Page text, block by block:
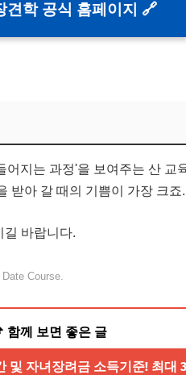
견학 공식 홈페이지 🔗
지는 과정'을 보여주는 산 교
받아 갈 때의 기쁨이 가장 크죠.
길 바랍니다.
Course.
함께 보면 좋은 글
및 자녀장려금 소득기준! 최대